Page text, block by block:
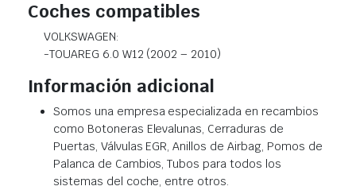
Coches compatibles
VOLKSWAGEN:
-TOUAREG 6.0 W12 (2002 – 2010)
Información adicional
Somos una empresa especializada en recambios
como Botoneras Elevalunas, Cerraduras de
Puertas, Válvulas EGR, Anillos de Airbag, Pomos de
Palanca de Cambios, Tubos para todos los
sistemas del coche, entre otros.